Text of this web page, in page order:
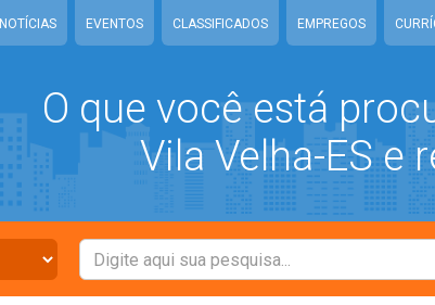
NOTÍCIAS EVENTOS CLASSIFICADOS EMPREGOS
O que você está
Vila Velha-ES e